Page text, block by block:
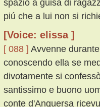
spazio a guisa di
piú che a lui non si
[Voice: elissa ]
[ 088 ] Avvenne
conoscendo ella se
divotamente si
santissimo e buono
conte d'Anguersa